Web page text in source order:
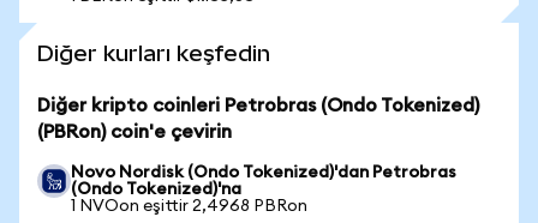
Diğer kurları keşfedin
Diğer kripto coinleri Petrobras (Ondo Tokenized)
(PBRon) coin'e çevirin
Novo Nordisk (Ondo Tokenized)'dan Petrobras
(Ondo Tokenized)'na
1 NVOon eşittir 2,4968 PBRon